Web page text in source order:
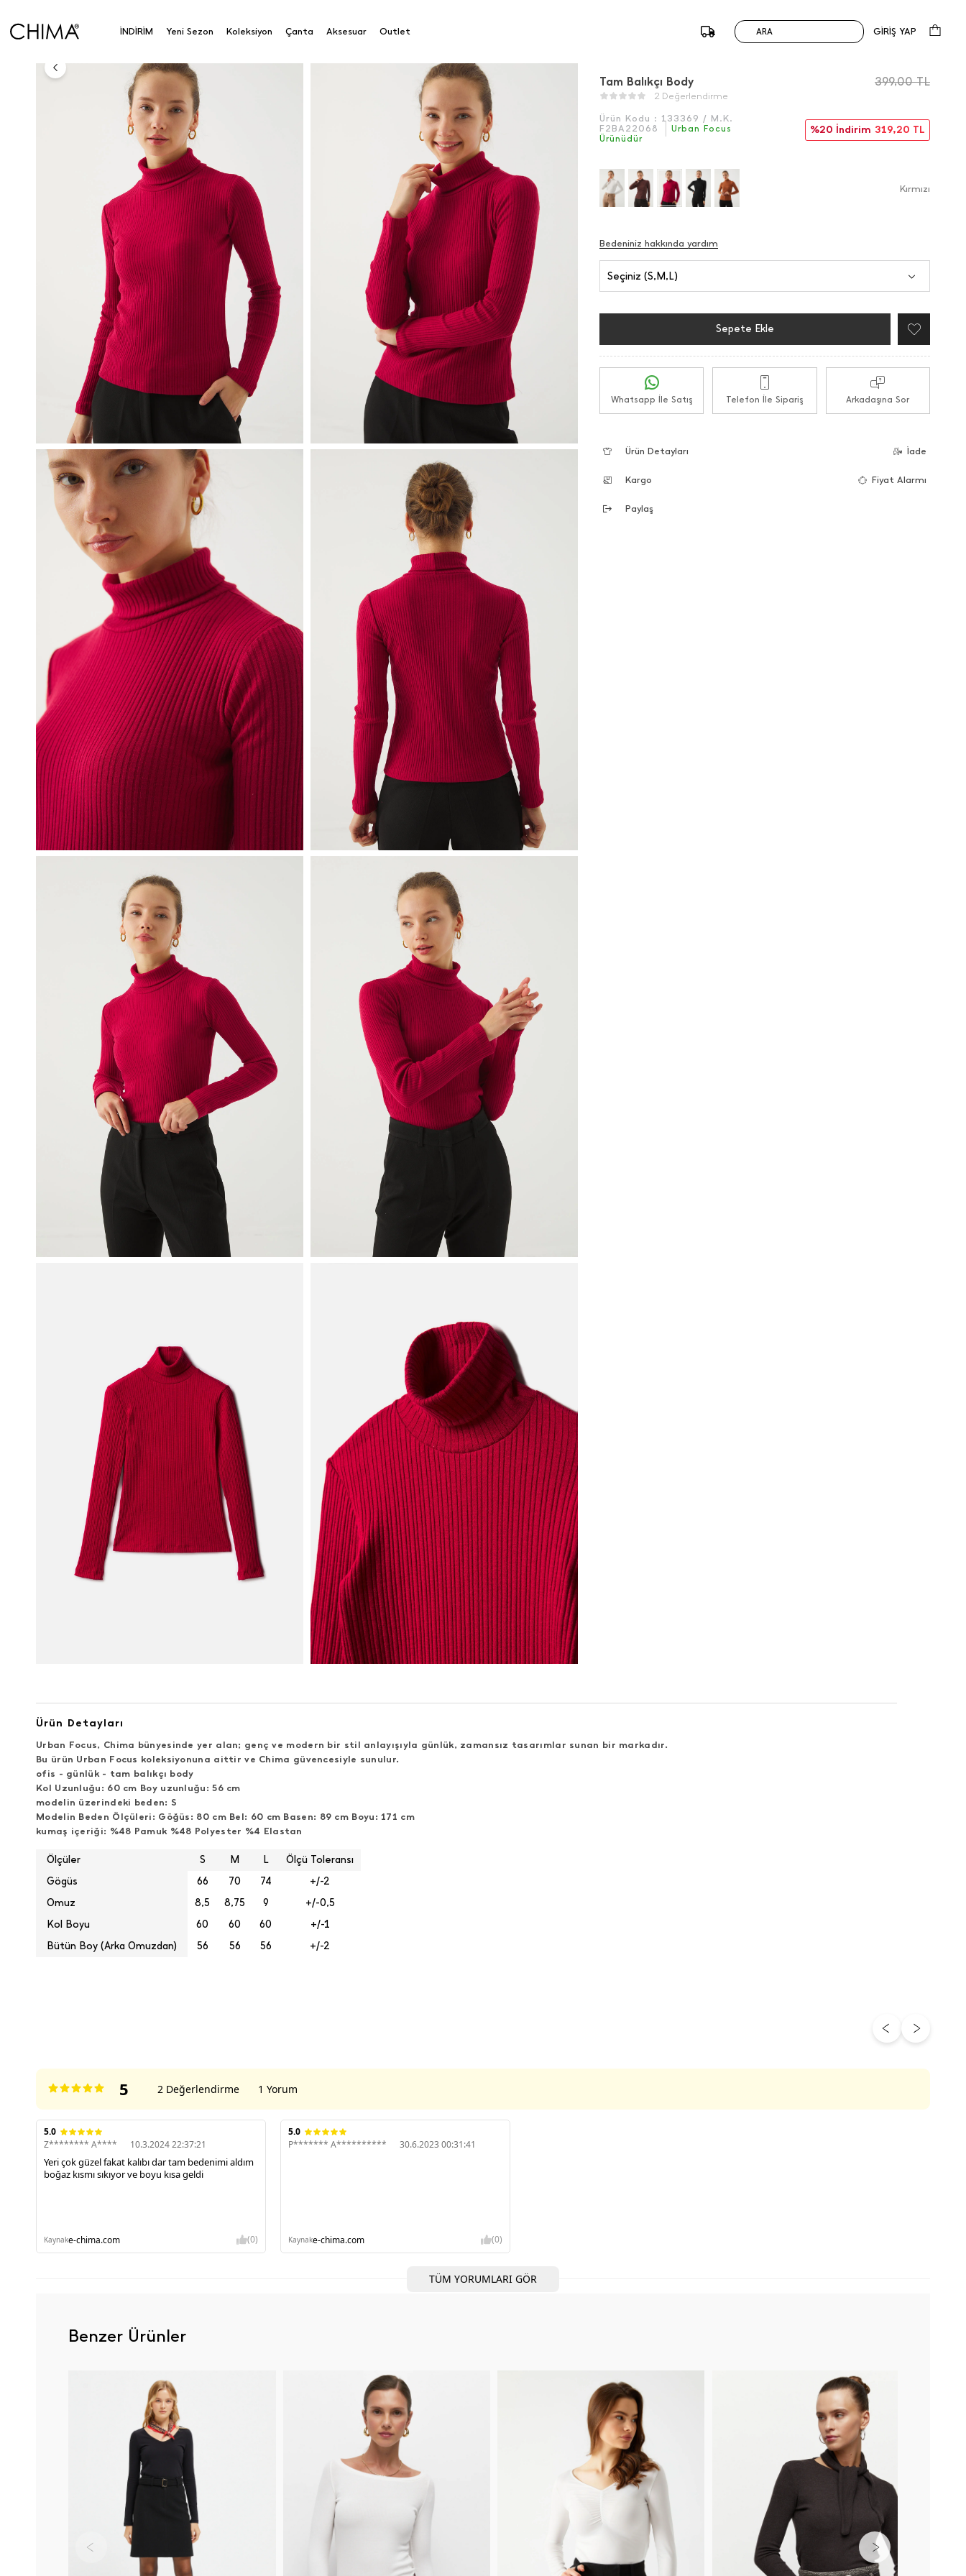
İNDİRİM Yeni Sezon Koleksiyon Çanta Aksesuar Outlet ARA GİRİŞ YAP
Anasayfa
Tam Balıkçı Body
2 Değerlendirme
Ürün Kodu : 133369 / M.K.
F2BA22068
Urban Focus
Ürünüdür
399,00TL
%20 İndirim 319,20 TL
Kırmızı
Bedeniniz hakkında yardım
Seçiniz (S,M,L)
Sepete Ekle
Whatsapp İle Satış Telefon İle Sipariş Arkadaşına Sor
Ürün Detayları İade
Kargo Fiyat Alarmı
Paylaş
Ürün Detayları
Urban Focus, Chima bünyesinde yer alan; genç ve modern bir stil anlayışıyla günlük, zamansız tasarımlar sunan bir markadır.
Bu ürün Urban Focus koleksiyonuna aittir ve Chima güvencesiyle sunulur.
ofis - günlük - tam balıkçı body
Kol Uzunluğu: 60 cm Boy uzunluğu :56 cm
modelin üzerindeki beden: S
Modelin Beden Ölçüleri : Göğüs: 80 cm Bel: 60 cm Basen: 89 cm Boyu: 171 cm
kumaş içeriği: %48 Pamuk %48 Polyester %4 Elastan
Ölçüler S M L
Ölçü Toleransı
Gögüs
66 70 74
+/-2
Omuz
8,5 8,75 9
+/-0,5
Kol Boyu
60 60 60
+/-1
Bütün Boy (Arka Omuzdan)
56 56 56 +/-2
5 2 Değerlendirme 1 Yorum
5.0
Z******** A****
10.3.2024 22:37:21
Yeri çok güzel fakat kalıbı dar tam bedenimi aldım
boğaz kısmı sıkıyor ve boyu kısa geldi
Kaynake-chima.com (0)
5.0
P******* A**********
30.6.2023 00:31:41
Kaynake-chima.com (0)
TÜM YORUMLARI GÖR
Benzer Ürünler